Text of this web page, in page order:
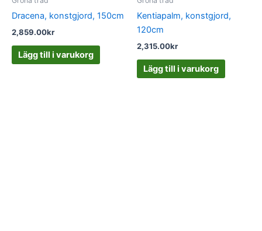
Dracena, konstgjord, 150cm
2,859.00kr
Lägg till i varukorg
Kentiapalm, konstgjord,
120cm
2,315.00kr
Lägg till i varukorg